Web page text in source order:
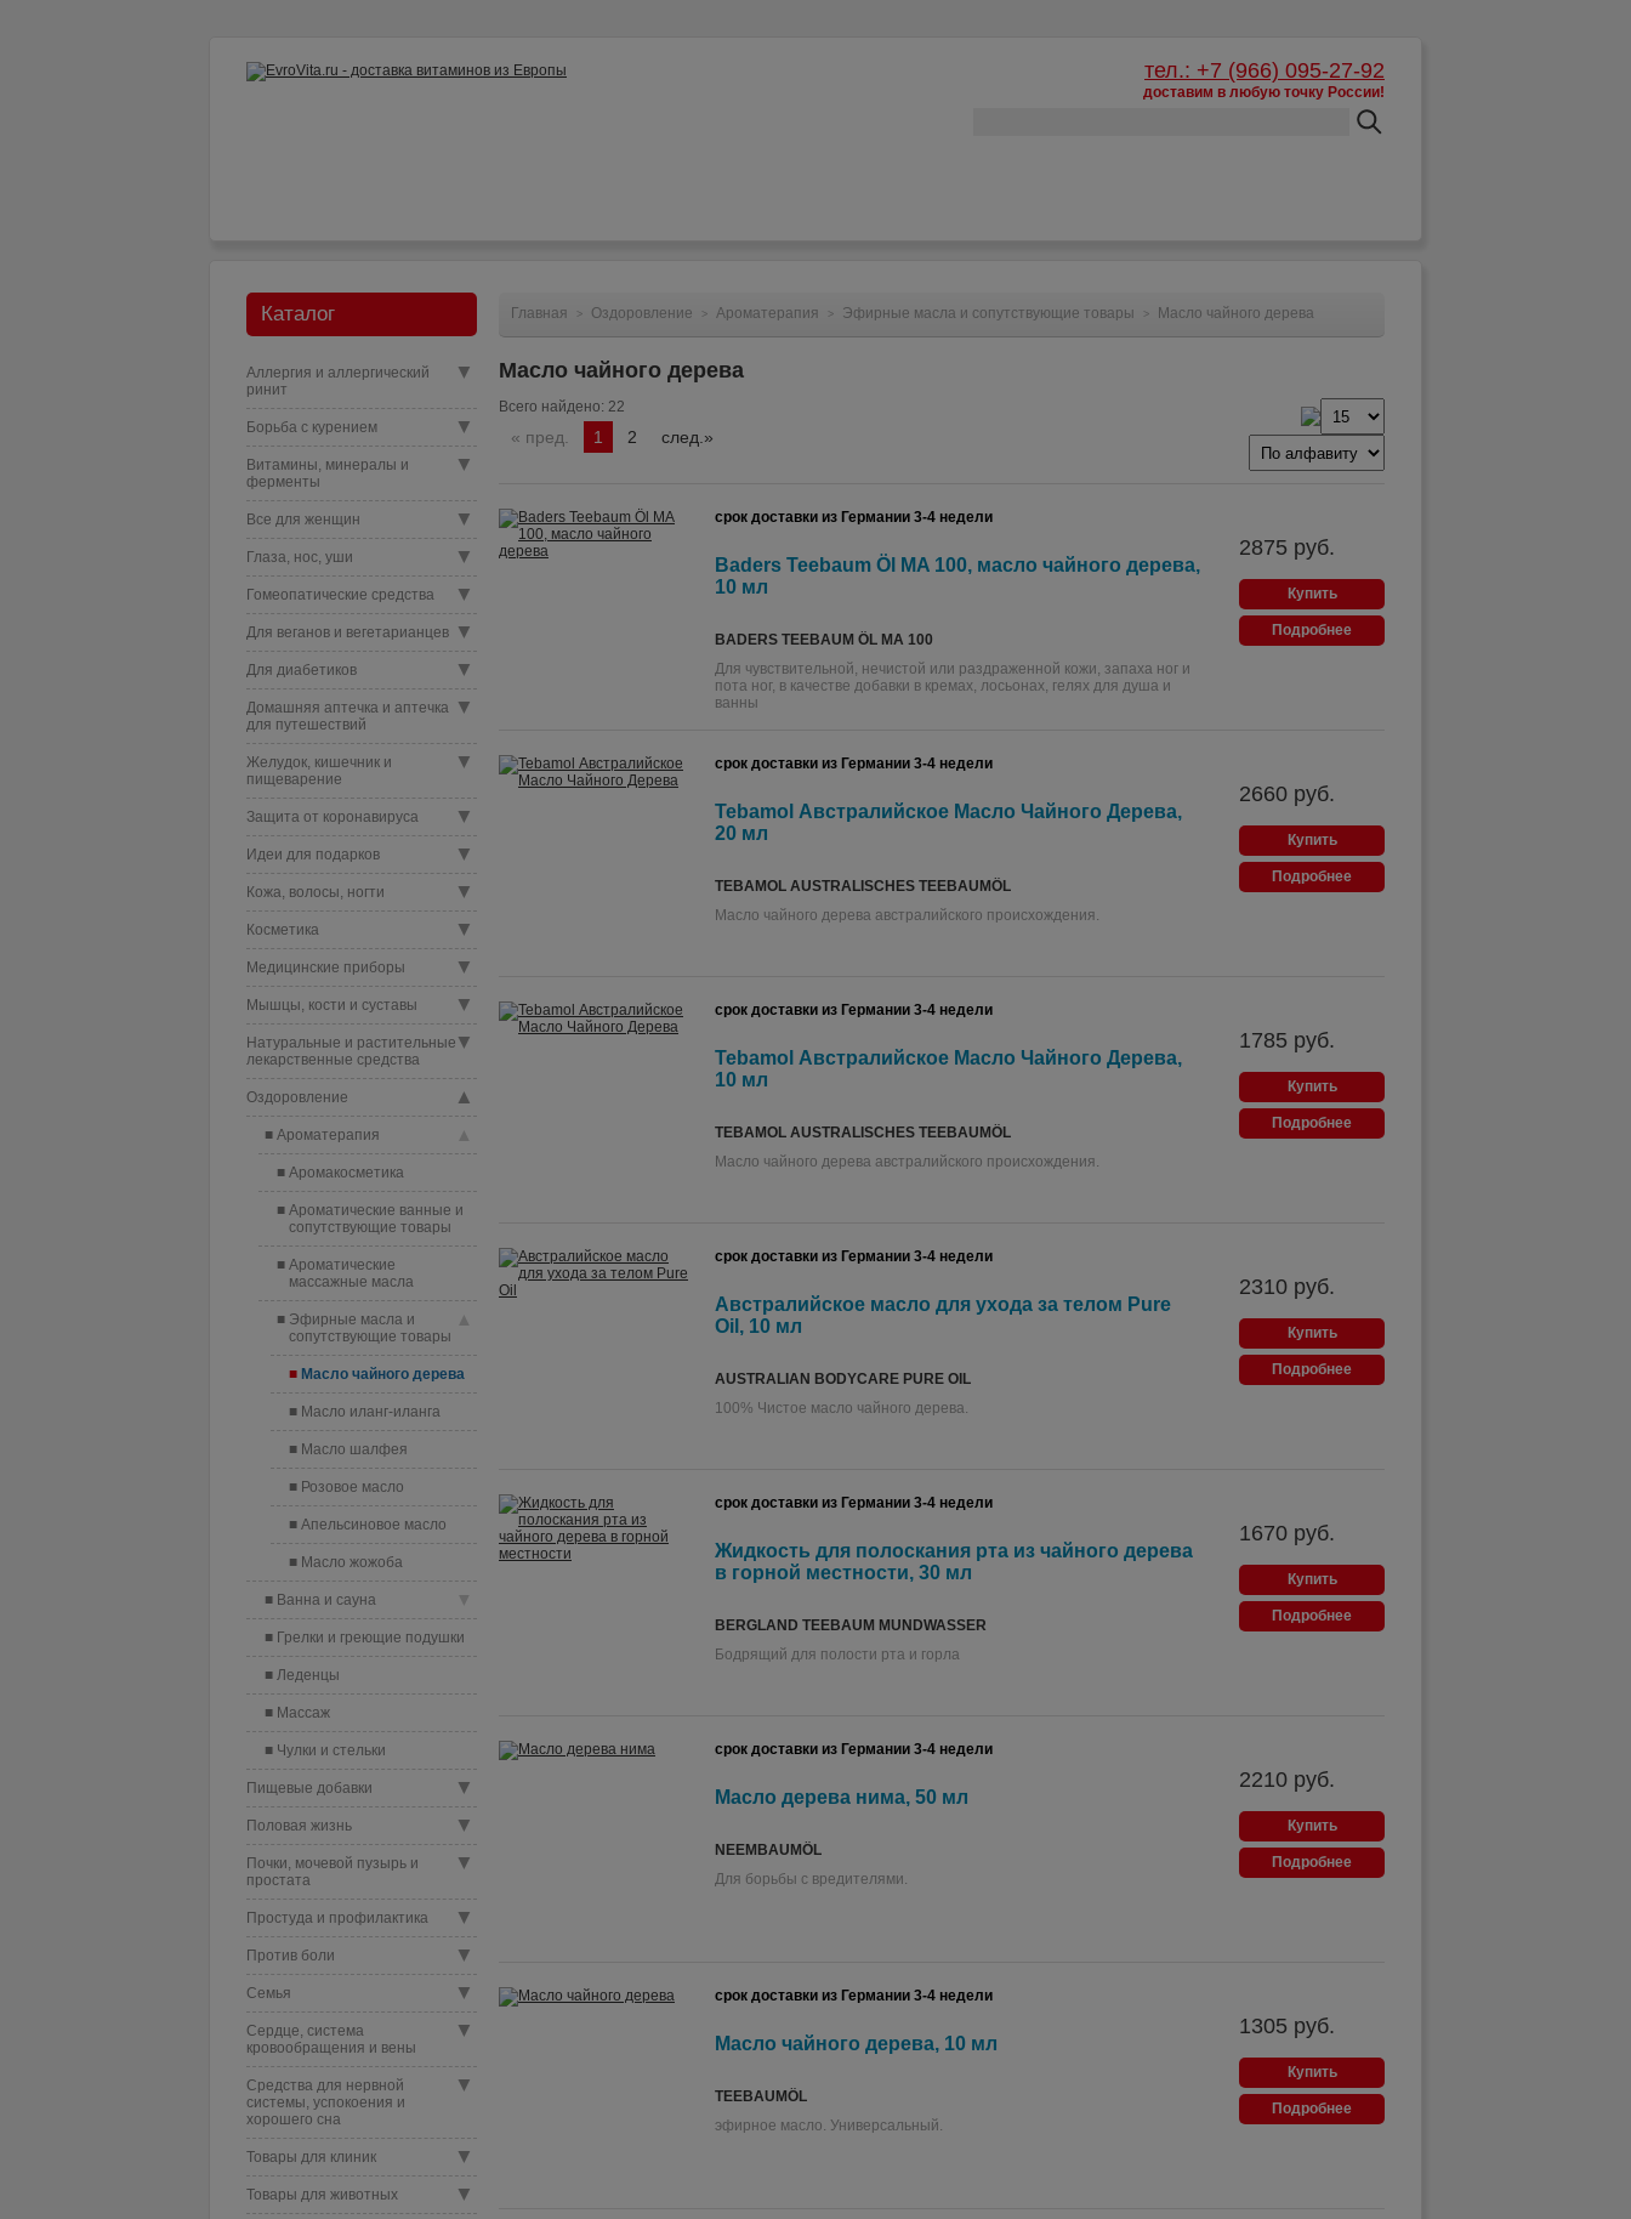
тел.: +7 (966) 095-27-92
доставим в любую точку России!
Главная > Оздоровление > Ароматерапия > Эфирные масла и сопутствующие товары > Масло чайного дерева
Масло чайного дерева
Всего найдено: 22
« пред. 1 2 след.»
срок доставки из Германии 3-4 недели
Baders Teebaum Öl MA 100, масло чайного дерева,
10 мл
BADERS TEEBAUM ÖL MA 100
Для чувствительной, нечистой или раздраженной кожи, запаха ног и
пота ног, в качестве добавки в кремах, лосьонах, гелях для душа и
ванны
2875 руб.
Купить
Подробнее
срок доставки из Германии 3-4 недели
Tebamol Австралийское Масло Чайного Дерева,
20 мл
TEBAMOL AUSTRALISCHES TEEBAUMÖL
Масло чайного дерева австралийского происхождения.
2660 руб.
Купить
Подробнее
срок доставки из Германии 3-4 недели
Tebamol Австралийское Масло Чайного Дерева,
10 мл
TEBAMOL AUSTRALISCHES TEEBAUMÖL
Масло чайного дерева австралийского происхождения.
1785 руб.
Купить
Подробнее
срок доставки из Германии 3-4 недели
Австралийское масло для ухода за телом Pure
Oil, 10 мл
AUSTRALIAN BODYCARE PURE OIL
100% Чистое масло чайного дерева.
2310 руб.
Купить
Подробнее
срок доставки из Германии 3-4 недели
Жидкость для полоскания рта из чайного дерева
в горной местности, 30 мл
BERGLAND TEEBAUM MUNDWASSER
Бодрящий для полости рта и горла
1670 руб.
Купить
Подробнее
срок доставки из Германии 3-4 недели
Масло дерева нима, 50 мл
NEEMBAUMÖL
Для борьбы с вредителями.
2210 руб.
Купить
Подробнее
срок доставки из Германии 3-4 недели
Масло чайного дерева, 10 мл
TEEBAUMÖL
эфирное масло. Универсальный.
1305 руб.
Купить
Подробнее
Каталог
▼
Аллергия и аллергический
ринит
▼
Борьба с курением
▼
Витамины, минералы и
ферменты
▼
Все для женщин
▼
Глаза, нос, уши
▼
Гомеопатические средства
▼
Для веганов и вегетарианцев
▼
Для диабетиков
▼
Домашняя аптечка и аптечка
для путешествий
▼
Желудок, кишечник и
пищеварение
▼
Защита от коронавируса
▼
Идеи для подарков
▼
Кожа, волосы, ногти
▼
Косметика
▼
Медицинские приборы
▼
Мышцы, кости и суставы
▼
Натуральные и растительные
лекарственные средства
▲
Оздоровление
▲
Ароматерапия
Аромакосметика
Ароматические ванные и
сопутствующие товары
Ароматические
массажные масла
▲
Эфирные масла и
сопутствующие товары
Масло чайного дерева
Масло иланг-иланга
Масло шалфея
Розовое масло
Апельсиновое масло
Масло жожоба
▼
Ванна и сауна
Грелки и греющие подушки
Леденцы
Массаж
Чулки и стельки
▼
Пищевые добавки
▼
Половая жизнь
▼
Почки, мочевой пузырь и
простата
▼
Простуда и профилактика
▼
Против боли
▼
Семья
▼
Сердце, система
кровообращения и вены
▼
Средства для нервной
системы, успокоения и
хорошего сна
▼
Товары для клиник
▼
Товары для животных